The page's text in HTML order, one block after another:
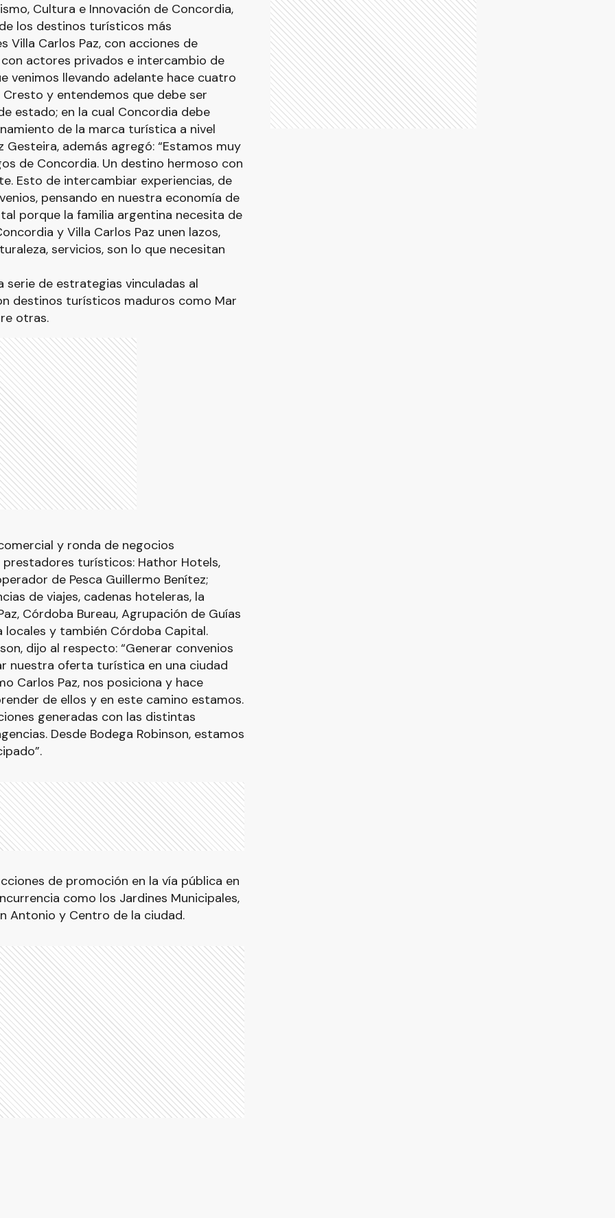
Cultura e Innovación de Concordia,
los destinos turísticos más
Carlos Paz, con acciones de
actores privados e intercambio de
venimos llevando adelante hace cuatro
y entendemos que debe ser
estado; en la cual Concordia debe
de la marca turística a nivel
Gesteira, además agregó: “Estamos muy
de Concordia. Un destino hermoso con
Esto de intercambiar experiencias, de
pensando en nuestra economía de
porque la familia argentina necesita de
y Villa Carlos Paz unen lazos,
servicios, son lo que necesitan
de estrategias vinculadas al
destinos turísticos maduros como Mar
otras.
y ronda de negocios
turísticos: Hathor Hotels,
de Pesca Guillermo Benítez;
de viajes, cadenas hoteleras, la
Córdoba Bureau, Agrupación de Guías
y también Córdoba Capital.
dijo al respecto: “Generar convenios
nuestra oferta turística en una ciudad
Carlos Paz, nos posiciona y hace
de ellos y en este camino estamos.
generadas con las distintas
Desde Bodega Robinson, estamos
de promoción en la vía pública en
como los Jardines Municipales,
Antonio y Centro de la ciudad.